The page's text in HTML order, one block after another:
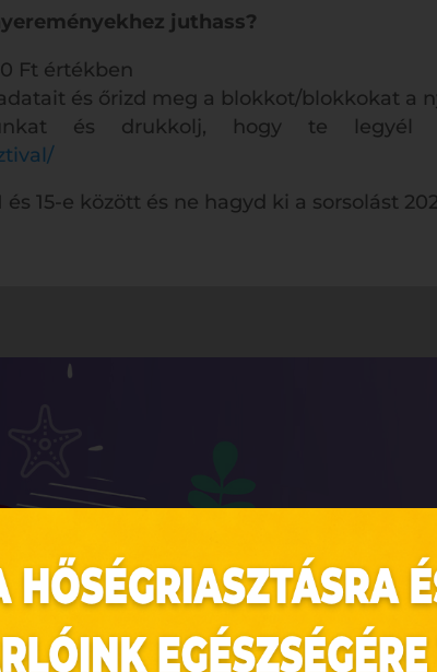
juthass?
Ft értékben
és őrizd meg a blokkot/blokkokat a
és drukkolj, hogy te legyél a
15-e között és ne hagyd ki a sorsolást